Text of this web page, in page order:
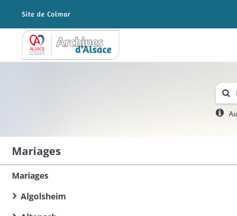
Archives Alsace - Colmar
Mariages
Mariages
Algolsheim